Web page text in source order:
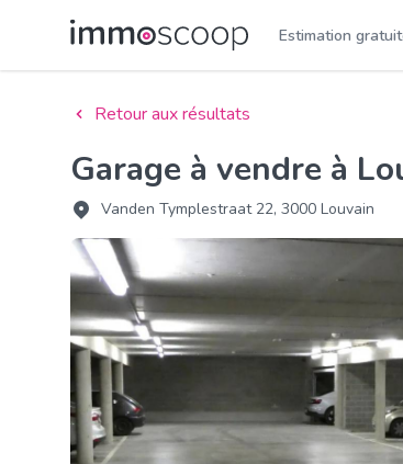
Estimation
Retour aux résultats
Garage à vendre à
Vanden Tymplestraat 22, 3000 Louvain